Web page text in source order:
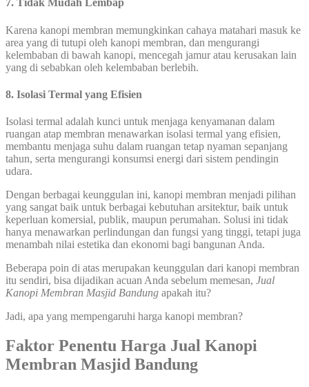
7. Tidak Mudah Lembap
Karena kanopi membran memungkinkan cahaya matahari masuk ke
area yang di tutupi oleh kanopi membran, dan mengurangi
kelembaban di bawah kanopi, mencegah jamur atau kerusakan lain
yang di sebabkan oleh kelembaban berlebih.
8. Isolasi Termal yang Efisien
Isolasi termal adalah kunci untuk menjaga kenyamanan dalam
ruangan atap membran menawarkan isolasi termal yang efisien,
membantu menjaga suhu dalam ruangan tetap nyaman sepanjang
tahun, serta mengurangi konsumsi energi dari sistem pendingin
udara.
Dengan berbagai keunggulan ini, kanopi membran menjadi pilihan
yang sangat baik untuk berbagai kebutuhan arsitektur, baik untuk
keperluan komersial, publik, maupun perumahan. Solusi ini tidak
hanya menawarkan perlindungan dan fungsi yang tinggi, tetapi juga
menambah nilai estetika dan ekonomi bagi bangunan Anda.
Beberapa poin di atas merupakan keunggulan dari kanopi membran
itu sendiri, bisa dijadikan acuan Anda sebelum memesan, Jual
Kanopi Membran Masjid Bandung apakah itu?
Jadi, apa yang mempengaruhi harga kanopi membran?
Faktor Penentu Harga Jual Kanopi
Membran Masjid Bandung